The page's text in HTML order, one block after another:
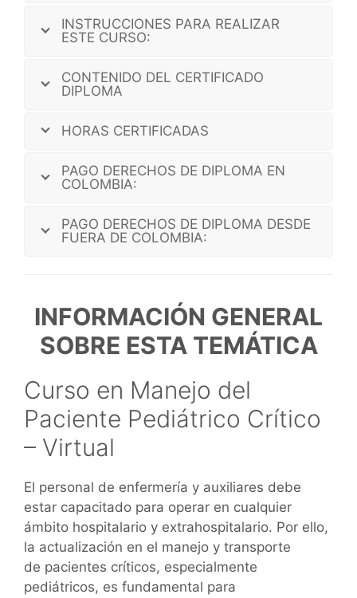
INSTRUCCIONES PARA REALIZAR
ESTE CURSO:
CONTENIDO DEL CERTIFICADO
DIPLOMA
HORAS CERTIFICADAS
PAGO DERECHOS DE DIPLOMA EN
COLOMBIA:
PAGO DERECHOS DE DIPLOMA DESDE
FUERA DE COLOMBIA:
INFORMACIÓN GENERAL
SOBRE ESTA TEMÁTICA
Curso en Manejo del
Paciente Pediátrico Crítico
– Virtual
El personal de enfermería y auxiliares debe
estar capacitado para operar en cualquier
ámbito hospitalario y extrahospitalario. Por ello,
la actualización en el manejo y transporte
de pacientes críticos, especialmente
pediátricos, es fundamental para